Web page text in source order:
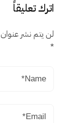
اترك تعليقاً
لن يتم نشر عنوان
*